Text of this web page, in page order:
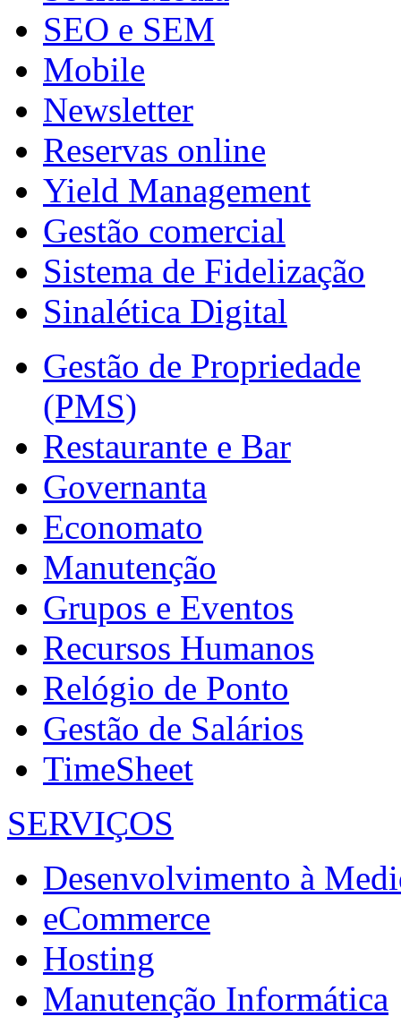
SEO e SEM
Mobile
Newsletter
Reservas online
Yield Management
Gestão comercial
Sistema de Fidelização
Sinalética Digital
Gestão de Propriedade
(PMS)
Restaurante e Bar
Governanta
Economato
Manutenção
Grupos e Eventos
Recursos Humanos
Relógio de Ponto
Gestão de Salários
TimeSheet
SERVIÇOS
Desenvolvimento à
eCommerce
Hosting
Manutenção Informática